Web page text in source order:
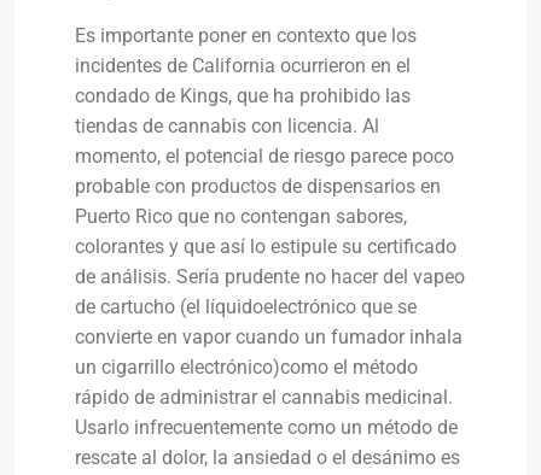
Es importante poner en contexto que los
incidentes de California ocurrieron en el
condado de Kings, que ha prohibido las
tiendas de cannabis con licencia. Al
momento, el potencial de riesgo parece poco
probable con productos de dispensarios en
Puerto Rico que no contengan sabores,
colorantes y que así lo estipule su certificado
de análisis. Sería prudente no hacer del vapeo
de cartucho (el líquidoelectrónico que se
convierte en vapor cuando un fumador inhala
un cigarrillo electrónico)como el método
rápido de administrar el cannabis medicinal.
Usarlo infrecuentemente como un método de
rescate al dolor, la ansiedad o el desánimo es